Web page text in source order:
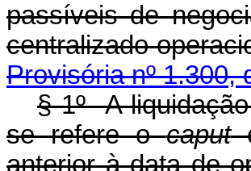
passíveis de
centralizado
Provisória nº 1.300,
§ 1º A
se refere ocaput
anterior à data de